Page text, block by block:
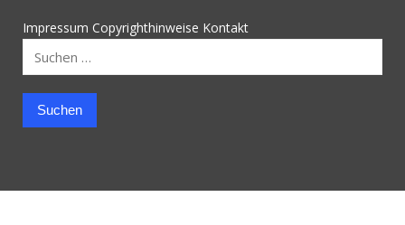
Impressum Copyrighthinweise Kontakt
Suchen